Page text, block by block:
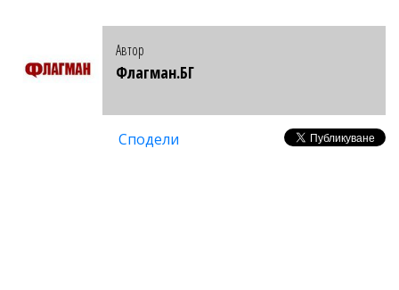
Автор
Флагман.БГ
Сподели